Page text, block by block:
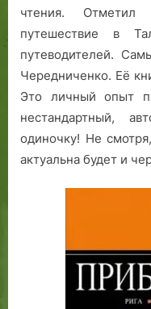
чтения.
путешествие в
путеводителей.
Чередниченко. Её
Это личный опыт
нестандартный,
одиночку! Не
актуальна будет и